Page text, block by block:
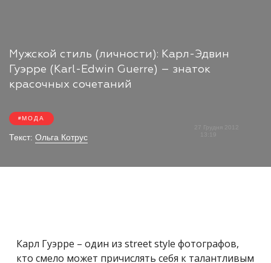
Мужской стиль (личности): Карл-Эдвин
Гуэрре (Karl-Edwin Guerre) – знаток
красочных сочетаний
МОДА
Текст: Ольга Котрус
27 Грудня 2012
13:19
Карл Гуэрре – один из street style фотографов,
кто смело может причислять себя к талантливым